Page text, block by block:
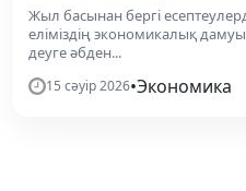
Жыл басынан бергі
еліміздің экономикалық
деуге әбден...
15 сәуір 2026•Экономика